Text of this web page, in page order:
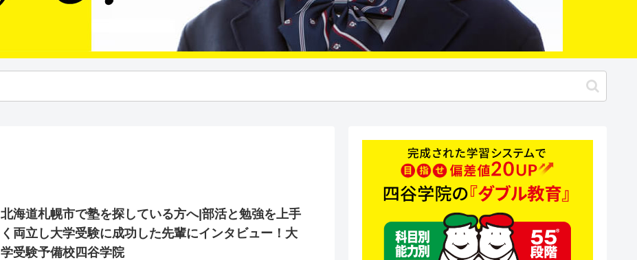
北海道札幌市で塾を探している方へ|部活と勉強を上手
く両立し大学受験に成功した先輩にインタビュー！大
学受験予備校四谷学院